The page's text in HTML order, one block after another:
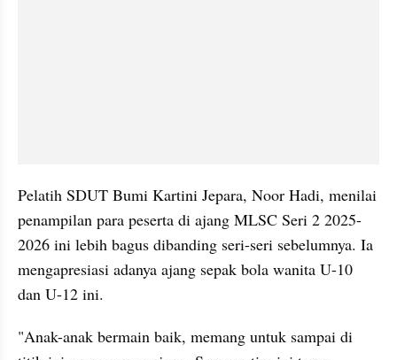
Pelatih SDUT Bumi Kartini Jepara, Noor Hadi, menilai
penampilan para peserta di ajang MLSC Seri 2 2025-
2026 ini lebih bagus dibanding seri-seri sebelumnya. Ia
mengapresiasi adanya ajang sepak bola wanita U-10
dan U-12 ini.
"Anak-anak bermain baik, memang untuk sampai di